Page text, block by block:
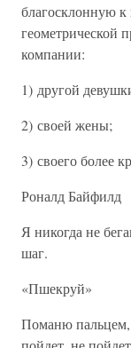
благосклонную к
геометрической
компании:
1) другой
2) своей жены;
3) своего более
Роналд Байфилд
Я никогда не
шаг.
«Пшекруй»
Поманю пальцем,